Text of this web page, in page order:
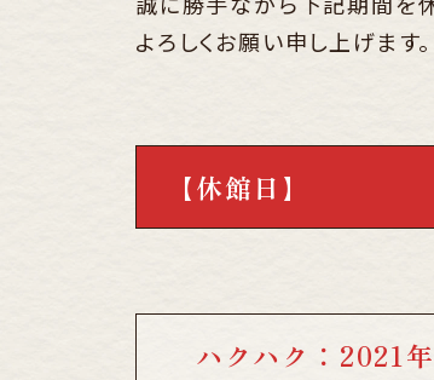
よろしくお願い申し上げます。
【休館日】
ハクハク：2021